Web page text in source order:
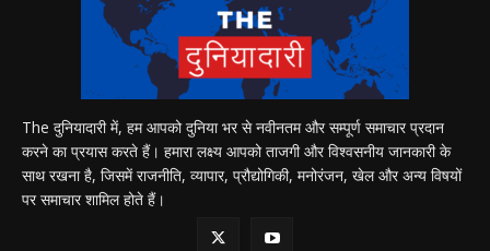
The दुनियादारी में, हम आपको दुनिया भर से नवीनतम और सम्पूर्ण समाचार प्रदान
करने का प्रयास करते हैं। हमारा लक्ष्य आपको ताजगी और विश्वसनीय जानकारी के
साथ रखना है, जिसमें राजनीति, व्यापार, प्रौद्योगिकी, मनोरंजन, खेल और अन्य विषयों
पर समाचार शामिल होते हैं।